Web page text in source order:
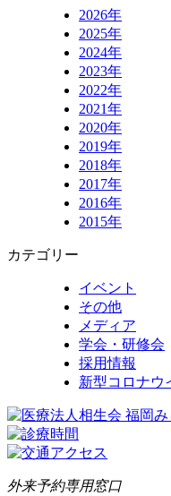
2026年
2025年
2024年
2023年
2022年
2021年
2020年
2019年
2018年
2017年
2016年
2015年
カテゴリー
イベント
その他
メディア
学会・研修会
採用情報
新型コロナウ
外来予約専用窓口